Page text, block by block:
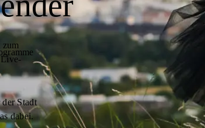
Live-
Stadt
dabei.